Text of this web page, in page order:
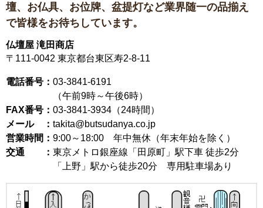
壇、お仏具、お位牌、盆提灯など業界随一の品揃え
で皆様をお待ちしています。
仏壇屋 滝田商店
〒111-0042 東京都台東区寿2-8-11
電話番号： 03-3841-6191
（午前9時～午後6時）
FAX番号： 03-3841-3934（24時間）
メール ： takita@butsudanya.co.jp
営業時間： 9:00～18:00 年中無休（年末年始を除く）
交通 ： 東京メトロ銀座線「田原町」駅下車 徒歩2分
「上野」駅から徒歩20分 専用駐車場あり